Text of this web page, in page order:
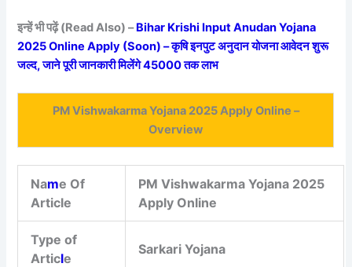
इन्हें भी पढ़ें (Read Also) –Bihar Krishi Input Anudan Yojana
2025 Online Apply (Soon) – कृषि इनपुट अनुदान योजना आवेदन शुरू
जल्द, जाने पूरी जानकारी मिलेंगे 45000 तक लाभ
PM Vishwakarma Yojana 2025 Apply Online –
Overview
Name Of
Article
PM Vishwakarma Yojana 2025
Apply Online
Type of
Article
Sarkari Yojana